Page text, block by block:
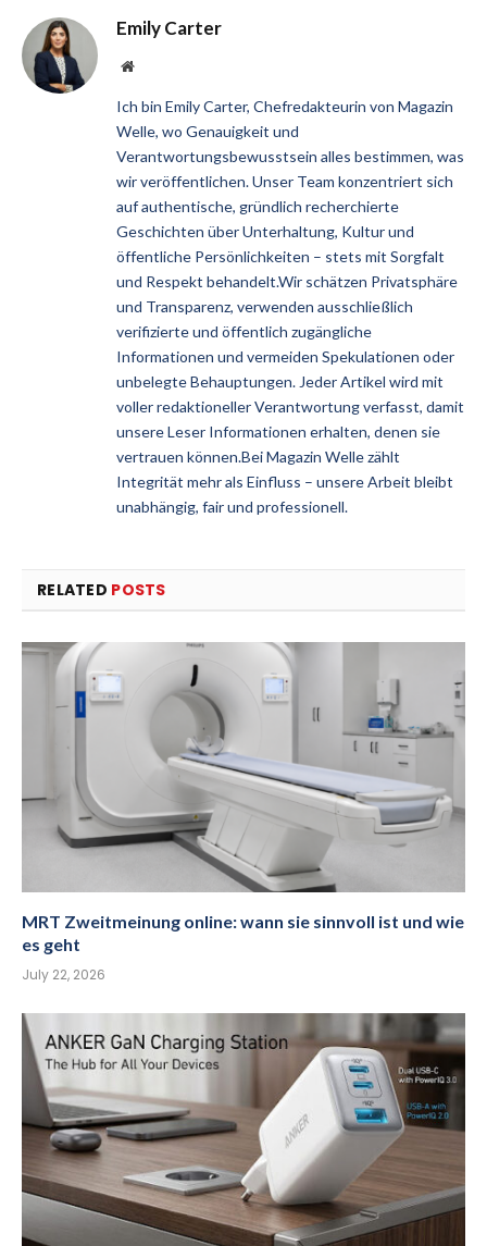
Emily Carter
Website
Ich bin Emily Carter, Chefredakteurin von Magazin
Welle, wo Genauigkeit und
Verantwortungsbewusstsein alles bestimmen, was
wir veröffentlichen. Unser Team konzentriert sich
auf authentische, gründlich recherchierte
Geschichten über Unterhaltung, Kultur und
öffentliche Persönlichkeiten – stets mit Sorgfalt
und Respekt behandelt.Wir schätzen Privatsphäre
und Transparenz, verwenden ausschließlich
verifizierte und öffentlich zugängliche
Informationen und vermeiden Spekulationen oder
unbelegte Behauptungen. Jeder Artikel wird mit
voller redaktioneller Verantwortung verfasst, damit
unsere Leser Informationen erhalten, denen sie
vertrauen können.Bei Magazin Welle zählt
Integrität mehr als Einfluss – unsere Arbeit bleibt
unabhängig, fair und professionell.
RELATED POSTS
MRT Zweitmeinung online: wann sie sinnvoll ist und wie
es geht
July 22, 2026